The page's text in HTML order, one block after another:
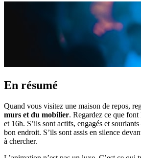
En résumé
Quand vous visitez une maison de repos,
murs et du mobilier. Regardez ce que font
et 16h. S’ils sont actifs, engagés et
bon endroit. S’ils sont assis en silence
à chercher.